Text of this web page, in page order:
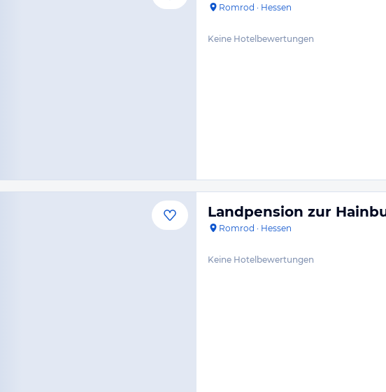
Romrod · Hessen
Keine Hotelbewertungen
Landpension zur
Romrod · Hessen
Keine Hotelbewertungen